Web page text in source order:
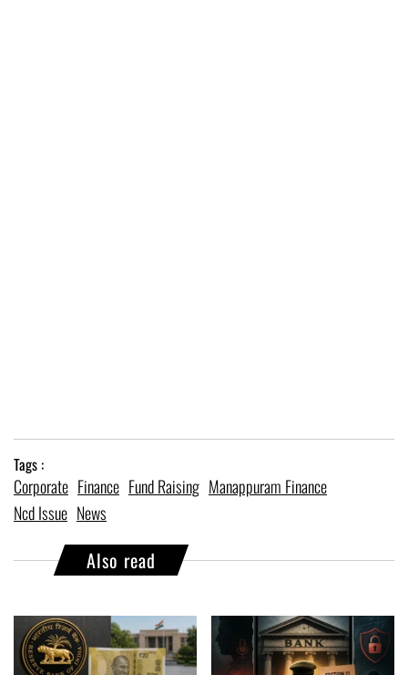
Tags :
Corporate Finance Fund Raising Manappuram Finance
Ncd Issue News
Also read